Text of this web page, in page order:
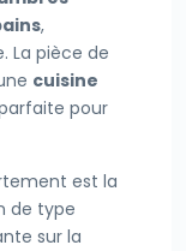
,
La pièce de
cuisine
pour
est la
de type
sur la